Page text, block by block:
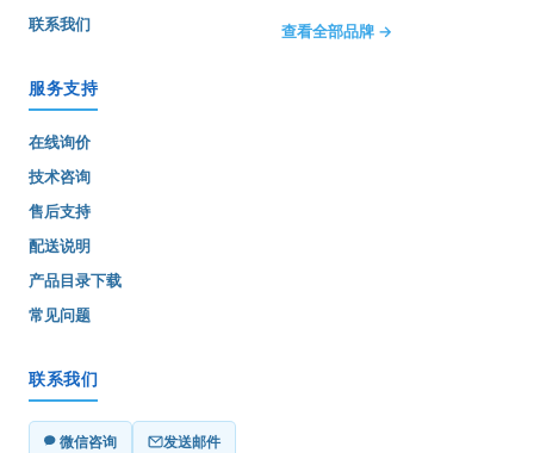
联系我们
查看全部品牌 →
服务支持
在线询价
技术咨询
售后支持
配送说明
产品目录下载
常见问题
联系我们
微信咨询 发送邮件